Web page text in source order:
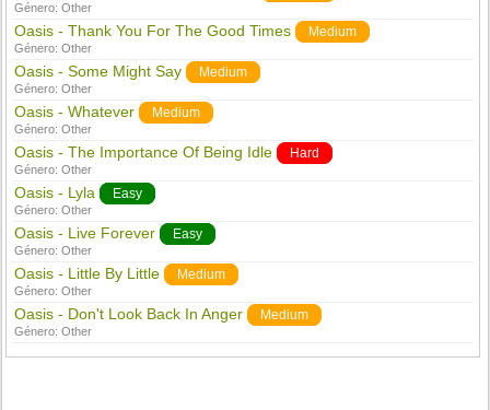
Género:Other
Oasis - Thank You For The Good Times Medium
Género:Other
Oasis - Some Might Say Medium
Género:Other
Oasis - Whatever Medium
Género:Other
Oasis - The Importance Of Being Idle Hard
Género:Other
Oasis - Lyla Easy
Género:Other
Oasis - Live Forever Easy
Género:Other
Oasis - Little By Little Medium
Género:Other
Oasis - Don't Look Back In Anger Medium
Género:Other